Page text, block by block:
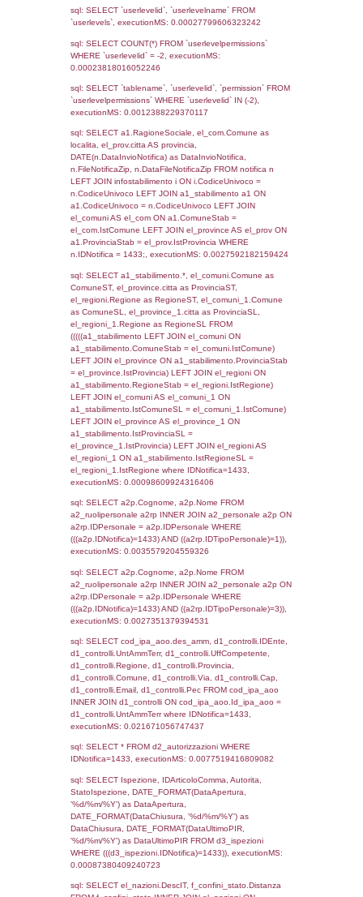
DELL'AMBIENTE/TERRITORIO
STABILIMENTO
SEZIONE H (pubblico) - DESCRIZIONE
STABILIMENTO E RIEPILOGO SOSTANZE
DI CUI ALL'ALLEGATO 1 DEL DECRETO
DELLA DIRETTIVA 2012/18/UE
SEZIONE L (pubblico) - INFORMAZIONI
INCIDENTALI CON IMPATTO
STABILIMENTO
Indietro
Debug
sql: SELECT COUNT(*) FROM `userlevels`
`userlevelid` = -2, executionMS:
sql: SELECT `userlevelid`, `userlevelname`
`userlevels`, executionMS:
sql: SELECT COUNT(*) FROM
WHERE `userlevelid` = -2, executionMS:
0.00023818016052246
sql: SELECT `tablename`, `userlevelid`,
`userlevelpermissions` WHERE `userlevelid`
executionMS: 0.0012388229370117
sql: SELECT a1.RagioneSociale,
localita, el_prov.citta AS provincia,
DATE(n.DataInvioNotifica) as
n.FileNotificaZip, n.DataFileNotificaZip
LEFT JOIN infostabilimento i ON
a1.CodiceUnivoco = n.CodiceUnivoco LEFT
el_comuni AS el_com ON a1.ComuneStab =
el_com.IstComune LEFT JOIN el_province
a1.ProvinciaStab = el_prov.IstProvincia
n.IDNotifica = 1433;, executionMS:
sql: SELECT a1_stabilimento.*,